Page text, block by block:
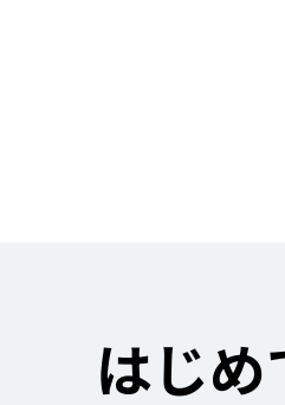
はじめ